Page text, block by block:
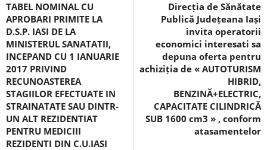
TABEL NOMINAL CU
APROBARI PRIMITE LA
D.S.P. IASI DE LA
MINISTERUL SANATATII,
INCEPAND CU 1 IANUARIE
2017 PRIVIND
RECUNOASTEREA
STAGIILOR EFECTUATE IN
STRAINATATE SAU DINTR-
UN ALT REZIDENTIAT
PENTRU MEDICIII
REZIDENTI DIN C.U.IASI
Direcția de Sănătate
Publică Județeana Iași
invita operatorii
economici interesati sa
depuna oferta pentru
achiziția de « AUTOTURISM
HIBRID,
BENZINĂ+ELECTRIC,
CAPACITATE CILINDRICĂ
SUB 1600 cm3 » , conform
atasamentelor